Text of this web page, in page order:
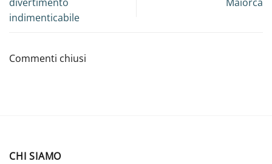
indimenticabile
Commenti chiusi
CHI SIAMO